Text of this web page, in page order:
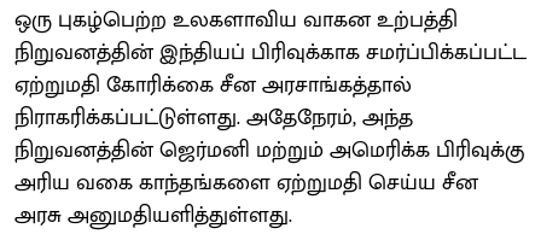
ஒரு புகழ்பெற்ற உலகளாவிய வாகன உற்பத்தி
நிறுவனத்தின் இந்தியப் பிரிவுக்காக சமர்ப்பிக்கப்பட்ட
ஏற்றுமதி கோரிக்கை சீன அரசாங்கத்தால்
நிராகரிக்கப்பட்டுள்ளது. அதேநேரம், அந்த
நிறுவனத்தின் ஜெர்மனி மற்றும் அமெரிக்க பிரிவுக்கு
அரிய வகை காந்தங்களை ஏற்றுமதி செய்ய சீன
அரசு அனுமதியளித்துள்ளது.